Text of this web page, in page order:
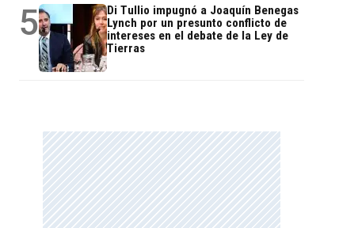
5
Di Tullio impugnó a Joaquín Benegas
Lynch por un presunto conflicto de
intereses en el debate de la Ley de
Tierras